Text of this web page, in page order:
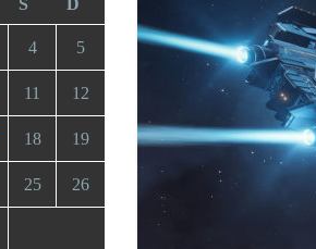
S D
4 5
11 12
18 19
25 26